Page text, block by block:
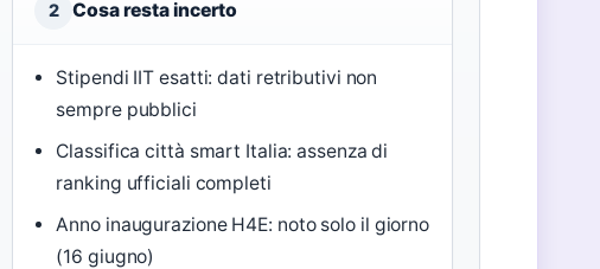
2 Cosa resta incerto
Stipendi IIT esatti: dati retributivi non
sempre pubblici
Classifica città smart Italia: assenza di
ranking ufficiali completi
Anno inaugurazione H4E: noto solo il giorno
(16 giugno)